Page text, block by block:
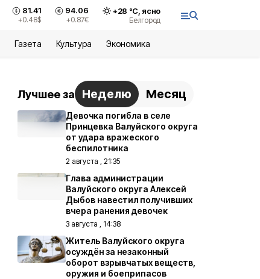
81.41
+0.48$
94.06
+0.87€
+28 °С, ясно
Белгород
Газета Культура Экономика
Лучшее за Неделю Месяц
Девочка погибла в селе
Принцевка Валуйского округа
от удара вражеского
беспилотника
2 августа , 21:35
Глава администрации
Валуйского округа Алексей
Дыбов навестил получивших
вчера ранения девочек
3 августа , 14:38
Житель Валуйского округа
осуждён за незаконный
оборот взрывчатых веществ,
оружия и боеприпасов